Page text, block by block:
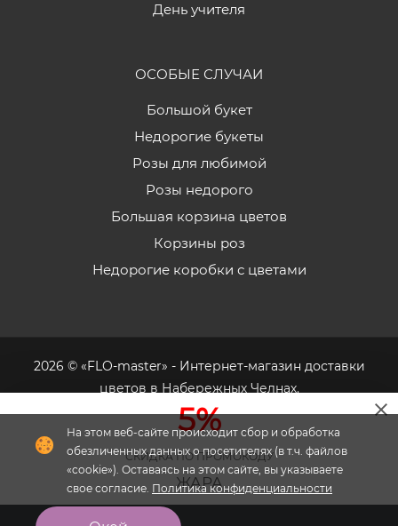
5%
СКИДКА ПО ПРОМОКОДУ
ЖАРА
На этом веб-сайте происходит сбор и обработка
обезличенных данных о посетителях (в т.ч. файлов
«cookie»). Оставаясь на этом сайте, вы указываете
свое согласие. Политика конфиденциальности
День учителя
ОСОБЫЕ СЛУЧАИ
Большой букет
Недорогие букеты
Розы для любимой
Розы недорого
Большая корзина цветов
Корзины роз
Недорогие коробки с цветами
2026 © «FLO-master» - Интернет-магазин доставки
цветов в Набережных Челнах.
- комплексное продвижение цветочного
бизнеса